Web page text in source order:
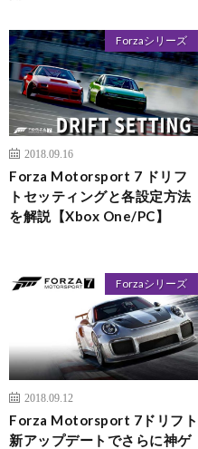
Forzaシリーズ
2018.09.16
Forza Motorsport 7 ドリフ
トセッティングと各設定方法
を解説【Xbox One/PC】
Forzaシリーズ
2018.09.12
Forza Motorsport 7ドリフト
新アップデートでさらに神ゲ